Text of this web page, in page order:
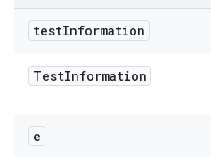
testInformation
TestInformation
e